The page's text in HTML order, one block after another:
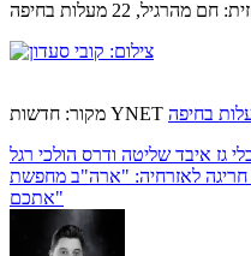
מהרגיל, 22 מעלות בחיפה
מקור: חדשות YNET
גז איבד שליטה ודרס הולכי רגל
חריגה לאזרחיה: "ארה"ב מחפשת
אתכם"